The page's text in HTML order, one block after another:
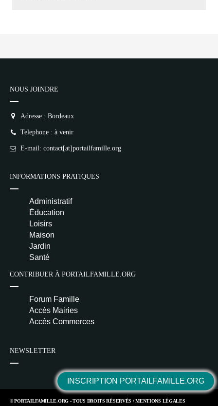
INSCRIPTION PORTAILFAMILLE.ORG
NOUS JOINDRE
Adresse : Bordeaux
Telephone : à venir
E-mail: contact[at]portailfamille.org
INFORMATIONS PRATIQUES
Administratif
Éducation
Loisirs
Maison
Jardin
Santé
CONTRIBUER À PORTAILFAMILLE.ORG
Forum Famille
Accès Mairies
Accès Commerces
NEWSLETTER
© PORTAILFAMILLE.ORG - TOUS DROITS RÉSERVÉS /MENTIONS LÉGALES